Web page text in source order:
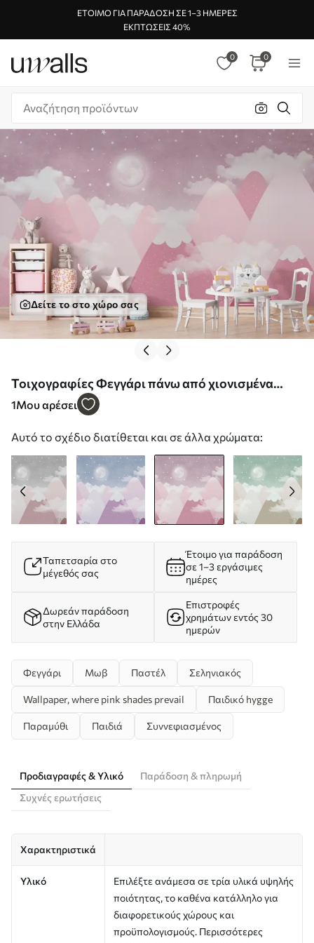
ΈΤΟΙΜΟ ΓΙΑ ΠΑΡΆΔΟΣΗ ΣΕ 1–3 ΗΜΈΡΕΣ
ΕΚΠΤΏΣΕΙΣ 40%
0 0
Δείτε το στο χώρο σας
Τοιχογραφίες Φεγγάρι πάνω από χιονισμένα
βουνά παιδική εικονογράφηση σε ροζ χρώμα Nr.
1Μου αρέσει
Αυτό το σχέδιο διατίθεται και σε άλλα χρώματα:
Ταπετσαρία στο
μέγεθός σας
Έτοιμο για παράδοση
σε 1–3 εργάσιμες
ημέρες
Δωρεάν παράδοση
στην Ελλάδα
Επιστροφές
χρημάτων εντός 30
ημερών
Φεγγάρι Μωβ Παστέλ Σεληνιακός
Wallpaper, where pink shades prevail Παιδικό hygge
Παραμύθι Παιδιά Συννεφιασμένος
Προδιαγραφές & Υλικό
Παράδοση & πληρωμή
Συχνές ερωτήσεις
Χαρακτηριστικά
Υλικό
Επιλέξτε ανάμεσα σε τρία υλικά υψηλής
ποιότητας, το καθένα κατάλληλο για
διαφορετικούς χώρους και
προϋπολογισμούς. Περισσότερες